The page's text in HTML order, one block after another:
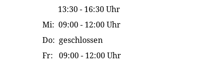
13:30 - 16:30 Uhr
Mi: 09:00 - 12:00 Uhr
Do: geschlossen
Fr: 09:00 - 12:00 Uhr